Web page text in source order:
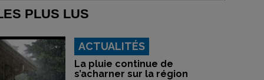
PLUS LUS
ACTUALITÉS
La pluie continue de
s’acharner sur la région